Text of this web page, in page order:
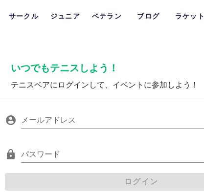
サークル ジュニア ベテラン ブログ ラケット
いつでもテニスしよう！
テニスベアにログインして、イベントに参加しよう！
メールアドレス
パスワード
ログイン